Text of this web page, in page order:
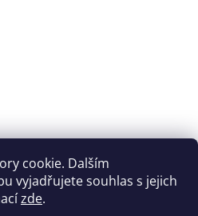
cookie. Dalším
vyjadřujete souhlas s jejich
zde.